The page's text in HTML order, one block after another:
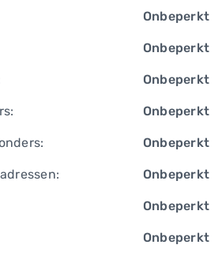
Onbeperkt
Onbeperkt
Onbeperkt
Onbeperkt
Onbeperkt
Onbeperkt
Onbeperkt
Onbeperkt